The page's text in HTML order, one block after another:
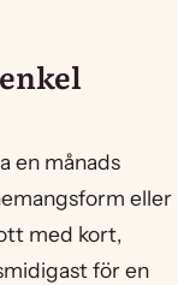
en månads
eller
med kort,
för en